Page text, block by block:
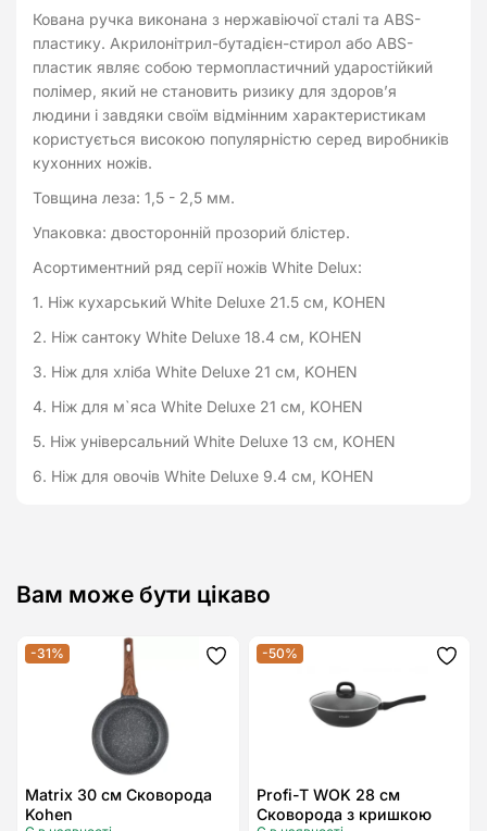
Кована ручка виконана з нержавіючої сталі та ABS-
пластику. Акрилонітрил-бутадієн-стирол або ABS-
пластик являє собою термопластичний ударостійкий
полімер, який не становить ризику для здоров’я
людини і завдяки своїм відмінним характеристикам
користується високою популярністю серед виробників
кухонних ножів.
Товщина леза: 1,5 - 2,5 мм.
Упаковка: двосторонній прозорий блістер.
Асортиментний ряд серії ножів White Delux:
1. Ніж кухарський White Deluxe 21.5 см, KOHEN
2. Ніж сантоку White Deluxe 18.4 см, KOHEN
3. Ніж для хліба White Deluxe 21 см, KOHEN
4. Ніж для м`яса White Deluxe 21 см, KOHEN
5. Ніж універсальний White Deluxe 13 см, KOHEN
6. Ніж для овочів White Deluxe 9.4 см, KOHEN
Вам може бути цікаво
-31% Додати
Matrix 30 см Сковорода
Kohen
-50%
Profi-T WOK 28 см
Сковорода з кришкою